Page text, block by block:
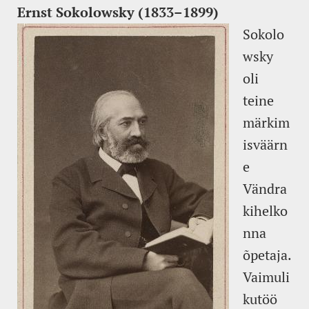
Ernst Sokolowsky (1833–1899)
Sokolo
wsky
oli
teine
märkim
isväärn
e
Vändra
kihelko
nna
õpetaja.
Vaimuli
kutöö